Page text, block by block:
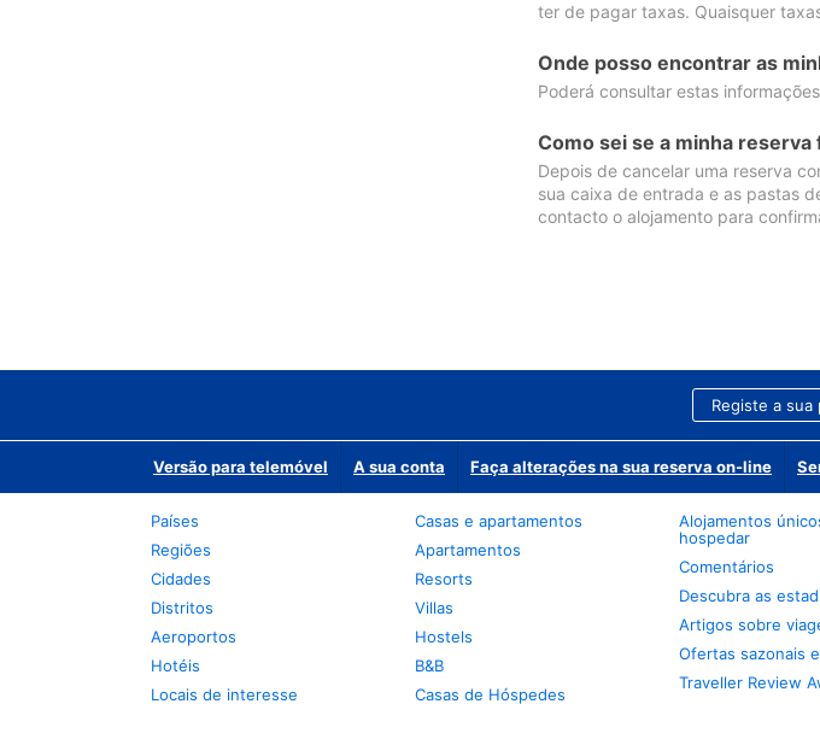
ter de pagar taxas. Quaisquer
Onde posso encontrar as
Poderá consultar estas
Como sei se a minha reserva
Depois de cancelar uma reserva
sua caixa de entrada e as pastas
contacto o alojamento para
Registe a sua
Versão para telemóvel A sua conta Faça alterações na sua reserva on-line
Países
Regiões
Cidades
Distritos
Aeroportos
Hotéis
Locais de interesse
Casas e apartamentos
Apartamentos
Resorts
Villas
Hostels
B&B
Casas de Hóspedes
Alojamentos
hospedar
Comentários
Descubra as
Artigos sobre
Ofertas sazonais
Traveller Review